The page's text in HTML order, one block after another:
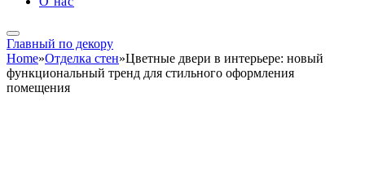
Главный по декору
Home»Отделка стен»Цветные двери в интерьере: новый
функциональный тренд для стильного оформления
помещения